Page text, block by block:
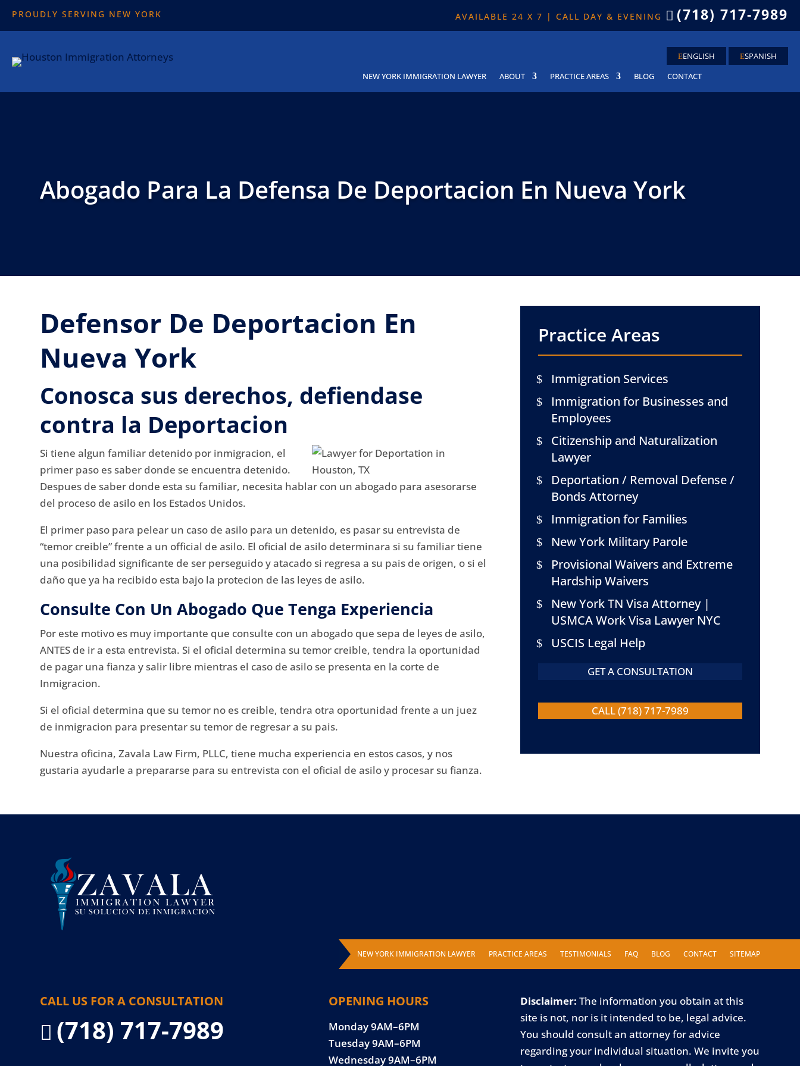
PROUDLY SERVING NEW YORK AVAILABLE 24 X 7 | CALL DAY & EVENING  (718) 717-7989
ENGLISH
SPANISH
NEW YORK IMMIGRATION LAWYER
ABOUT PRACTICE AREAS BLOG CONTACT
Abogado Para La Defensa De Deportacion En Nueva York
Defensor De Deportacion En
Nueva York
Conosca sus derechos, defiendase
contra la Deportacion
Si tiene algun familiar detenido por inmigracion, el
primer paso es saber donde se encuentra detenido.
Despues de saber donde esta su familiar, necesita hablar con un abogado para asesorarse
del proceso de asilo en los Estados Unidos.
El primer paso para pelear un caso de asilo para un detenido, es pasar su entrevista de
“temor creible” frente a un official de asilo. El oficial de asilo determinara si su familiar tiene
una posibilidad significante de ser perseguido y atacado si regresa a su pais de origen, o si el
daño que ya ha recibido esta bajo la protecion de las leyes de asilo.
Consulte Con Un Abogado Que Tenga Experiencia
Por este motivo es muy importante que consulte con un abogado que sepa de leyes de asilo,
ANTES de ir a esta entrevista. Si el oficial determina su temor creible, tendra la oportunidad
de pagar una fianza y salir libre mientras el caso de asilo se presenta en la corte de
Inmigracion.
Si el oficial determina que su temor no es creible, tendra otra oportunidad frente a un juez
de inmigracion para presentar su temor de regresar a su pais.
Nuestra oficina, Zavala Law Firm, PLLC, tiene mucha experiencia en estos casos, y nos
gustaria ayudarle a prepararse para su entrevista con el oficial de asilo y procesar su fianza.
Practice Areas
Immigration Services
Immigration for Businesses and
Employees
Citizenship and Naturalization
Lawyer
Deportation / Removal Defense /
Bonds Attorney
Immigration for Families
New York Military Parole
Provisional Waivers and Extreme
Hardship Waivers
New York TN Visa Attorney |
USMCA Work Visa Lawyer NYC
USCIS Legal Help
GET A CONSULTATION
CALL (718) 717-7989
NEW YORK IMMIGRATION LAWYER PRACTICE AREAS TESTIMONIALS FAQ BLOG CONTACT SITEMAP
CALL US FOR A CONSULTATION
 (718) 717-7989
OPENING HOURS
Monday 9AM–6PM
Tuesday 9AM–6PM
Wednesday 9AM–6PM
Disclaimer: The information you obtain at this
site is not, nor is it intended to be, legal advice.
You should consult an attorney for advice
regarding your individual situation. We invite you